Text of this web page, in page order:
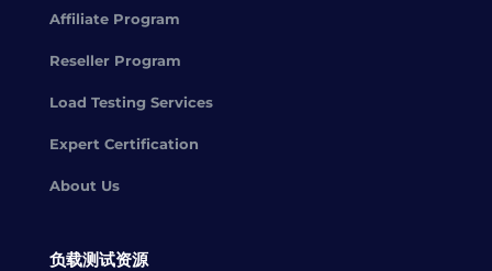
Affiliate Program
Reseller Program
Load Testing Services
Expert Certification
About Us
负载测试资源